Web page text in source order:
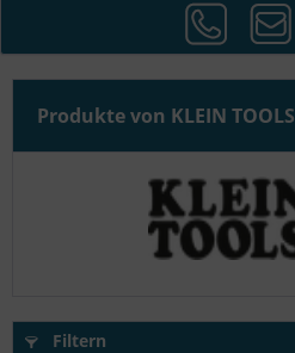
Produkte von KLEIN TOOLS
Filtern